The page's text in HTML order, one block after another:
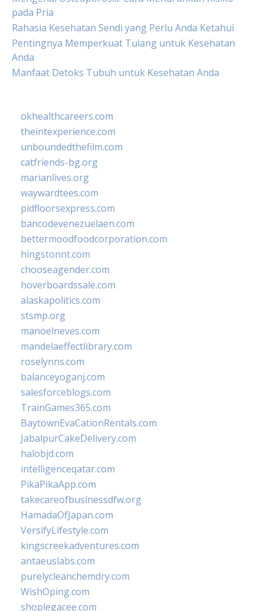
pada Pria
Rahasia Kesehatan Sendi yang Perlu Anda Ketahui
Pentingnya Memperkuat Tulang untuk Kesehatan
Anda
Manfaat Detoks Tubuh untuk Kesehatan Anda
okhealthcareers.com
theintexperience.com
unboundedthefilm.com
catfriends-bg.org
marianlives.org
waywardtees.com
pidfloorsexpress.com
bancodevenezuelaen.com
bettermoodfoodcorporation.com
hingstonnt.com
chooseagender.com
hoverboardssale.com
alaskapolitics.com
stsmp.org
manoelneves.com
mandelaeffectlibrary.com
roselynns.com
balanceyoganj.com
salesforceblogs.com
TrainGames365.com
BaytownEvaCationRentals.com
JabalpurCakeDelivery.com
halobjd.com
intelligenceqatar.com
PikaPikaApp.com
takecareofbusinessdfw.org
HamadaOfJapan.com
VersifyLifestyle.com
kingscreekadventures.com
antaeuslabs.com
purelycleanchemdry.com
WishOping.com
shoplegacee.com